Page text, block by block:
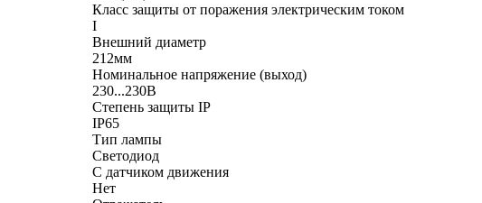
Класс защиты от поражения электрическим током
I
Внешний диаметр
212мм
Номинальное напряжение (выход)
230...230В
Степень защиты IP
IP65
Тип лампы
Светодиод
С датчиком движения
Нет